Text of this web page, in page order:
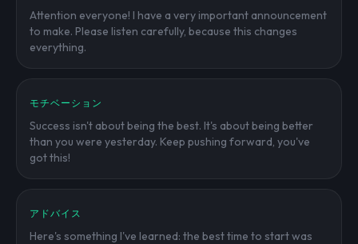
Attention everyone! I have a very important announcement
to make. Please listen carefully, because this changes
everything.
モチベーション
Success isn't about being the best. It's about being better
than you were yesterday. Keep pushing forward, you've
got this!
アドバイス
Here's something I've learned: the best time to start was